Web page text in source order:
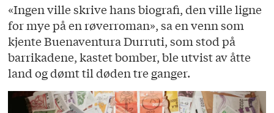
«Ingen ville skrive hans biografi, den ville ligne
for mye på en røverroman», sa en venn som
kjente Buenaventura Durruti, som stod på
barrikadene, kastet bomber, ble utvist av åtte
land og dømt til døden tre ganger.